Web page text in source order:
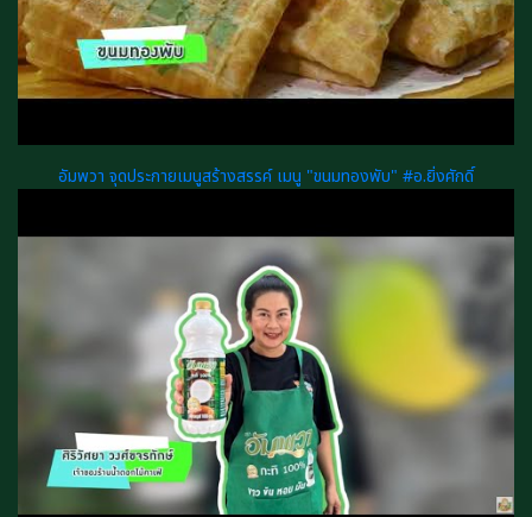
อัมพวา จุดประกายเมนูสร้างสรรค์ เมนู "ขนมทองพับ" #อ.ยิ่งศักดิ์